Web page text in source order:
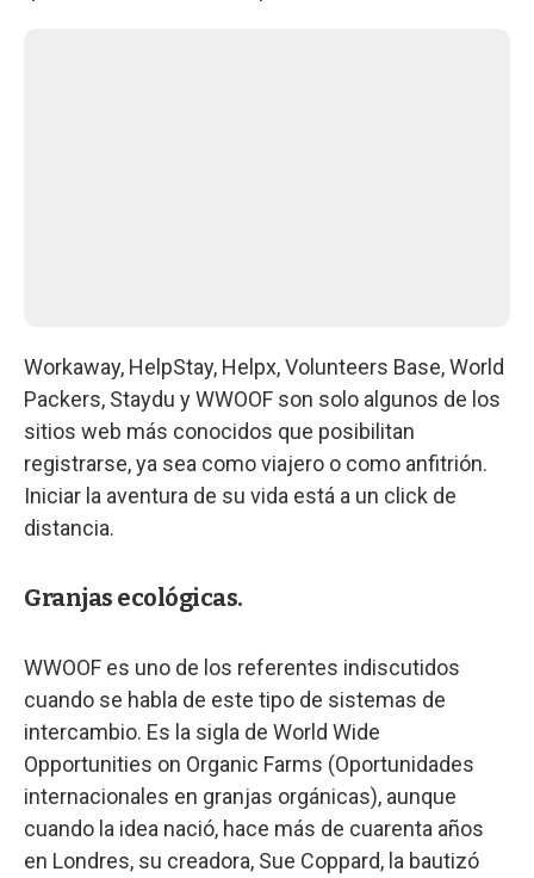
Workaway, HelpStay, Helpx, Volunteers Base, World
Packers, Staydu y WWOOF son solo algunos de los
sitios web más conocidos que posibilitan
registrarse, ya sea como viajero o como anfitrión.
Iniciar la aventura de su vida está a un click de
distancia.
Granjas ecológicas.
WWOOF es uno de los referentes indiscutidos
cuando se habla de este tipo de sistemas de
intercambio. Es la sigla de World Wide
Opportunities on Organic Farms (Oportunidades
internacionales en granjas orgánicas), aunque
cuando la idea nació, hace más de cuarenta años
en Londres, su creadora, Sue Coppard, la bautizó